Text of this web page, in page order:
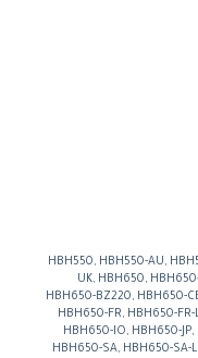
HBH550, HBH550-AU,
UK, HBH650,
HBH650-BZ220, HBH650-
HBH650-FR, HBH650-
HBH650-IO, HBH650-
HBH650-SA, HBH650-SA-